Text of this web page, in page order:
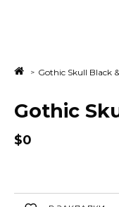
Gothic Skull Black
Gothic
$0